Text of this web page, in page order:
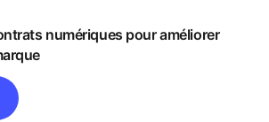
numériques pour améliorer